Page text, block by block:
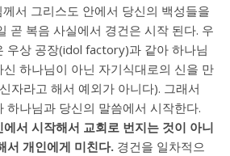
서 그리스도 안에서 당신의 백성들을
곧 복음 사실에서 경건은 시작 된다. 우
우상 공장(idol factory)과 같아 하나님
하나님이 아닌 자기식대로의 신을 만
자라고 해서 예외가 아니다). 그래서
하나님과 당신의 말씀에서 시작한다.
서 시작해서 교회로 번지는 것이 아니
서 개인에게 미친다. 경건을 일차적으